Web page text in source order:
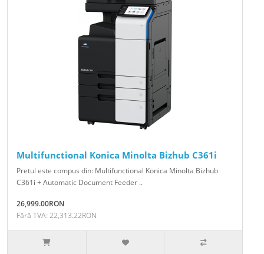
Multifunctional Konica Minolta Bizhub C361i
Pretul este compus din: Multifunctional Konica Minolta Bizhub
C361i + Automatic Document Feeder ..
26,999.00RON
Fără TVA: 22,313.22RON